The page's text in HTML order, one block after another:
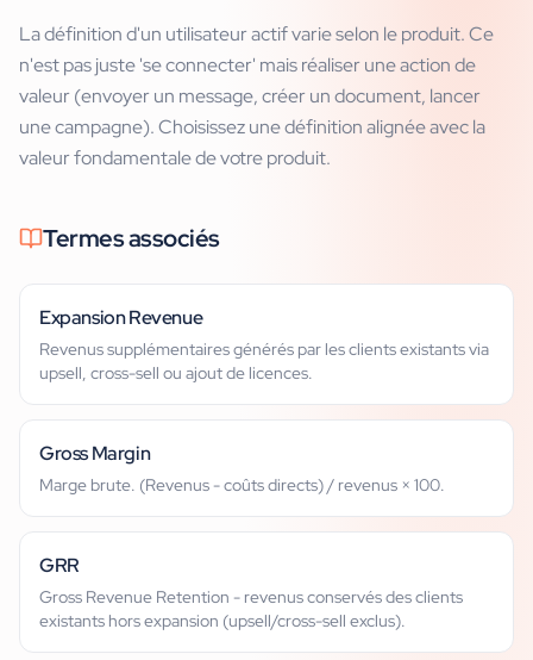
La définition d'un utilisateur actif varie selon le produit. Ce
n'est pas juste 'se connecter' mais réaliser une action de
valeur (envoyer un message, créer un document, lancer
une campagne). Choisissez une définition alignée avec la
valeur fondamentale de votre produit.
Termes associés
Expansion Revenue
Revenus supplémentaires générés par les clients existants via
upsell, cross-sell ou ajout de licences.
Gross Margin
Marge brute. (Revenus - coûts directs) / revenus × 100.
GRR
Gross Revenue Retention - revenus conservés des clients
existants hors expansion (upsell/cross-sell exclus).